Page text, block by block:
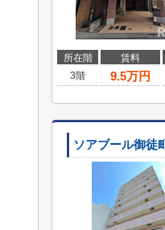
所在階 賃料
3階
9.5万円
ソアブール御徒